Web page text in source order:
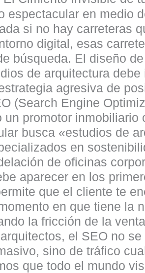
espectacular en medio
si no hay carreteras
digital, esas
búsqueda. El diseño
de arquitectura debe
agresiva de
(Search Engine
un promotor inmobiliario
busca «estudios de
en
de oficinas
aparecer en los
que el cliente te
en que tiene la
la fricción de la
el SEO no
sino de tráfico
que todo el mundo